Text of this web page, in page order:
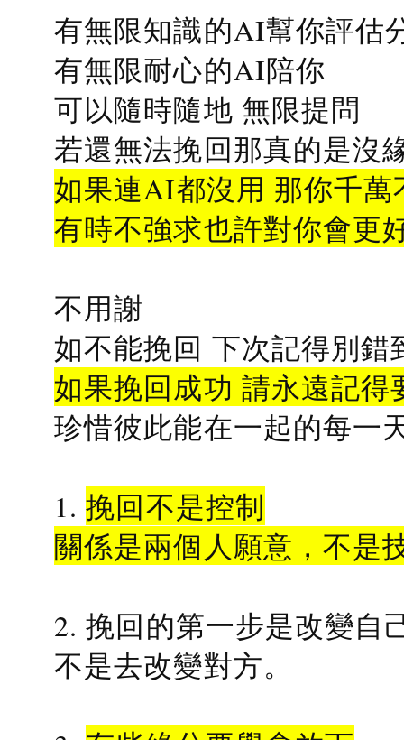
有無限知識的AI幫你評估
有無限耐心的AI陪你
可以隨時隨地 無限提問
若還無法挽回那真的是沒
如果連AI都沒用 那你千
有時不強求也許對你會更
不用謝
如不能挽回 下次記得別錯
如果挽回成功 請永遠記得
珍惜彼此能在一起的每一
1.挽回不是控制
關係是兩個人願意，不是
2. 挽回的第一步是改變自
不是去改變對方。